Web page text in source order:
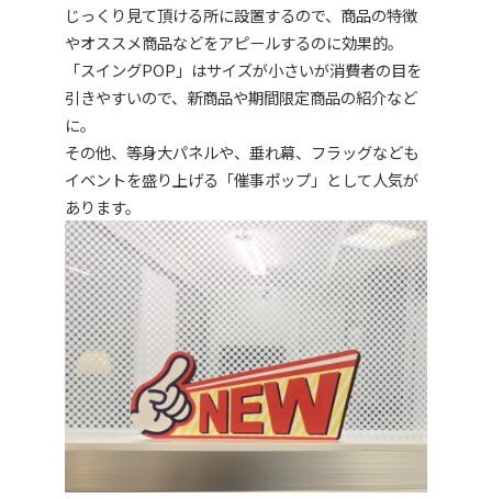
じっくり見て頂ける所に設置するので、商品の特徴
やオススメ商品などをアピールするのに効果的。
「スイングPOP」はサイズが小さいが消費者の目を
引きやすいので、新商品や期間限定商品の紹介など
に。
その他、等身大パネルや、垂れ幕、フラッグなども
イベントを盛り上げる「催事ポップ」として人気が
あります。